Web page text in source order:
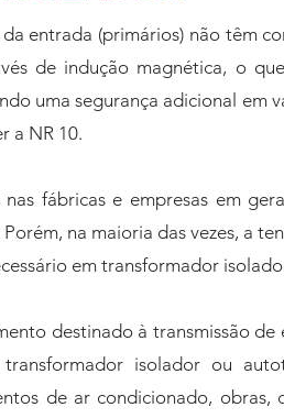
entrada (primários) não têm
de indução magnética, o
uma segurança adicional em
a NR 10.
fábricas e empresas em
na maioria das vezes, a
em transformador
destinado à transmissão
isolador ou
de ar condicionado,